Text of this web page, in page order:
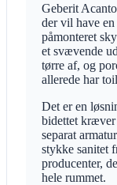
Geberit
der vil have
påmonteret
et svævende
tørre af, og
allerede har
Det er en
bidettet
separat
stykke sanitet
producenter,
hele rummet.